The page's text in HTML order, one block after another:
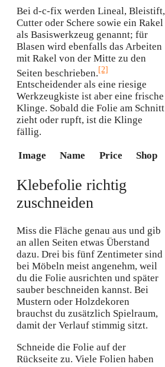
Bei d-c-fix werden Lineal, Bleistift,
Cutter oder Schere sowie ein Rakel
als Basiswerkzeug genannt; für
Blasen wird ebenfalls das Arbeiten
mit Rakel von der Mitte zu den
Seiten beschrieben.[2]
Entscheidender als eine riesige
Werkzeugkiste ist aber eine frische
Klinge. Sobald die Folie am Schnitt
zieht oder rupft, ist die Klinge
fällig.
Image Name Price Shop
Klebefolie richtig
zuschneiden
Miss die Fläche genau aus und gib
an allen Seiten etwas Überstand
dazu. Drei bis fünf Zentimeter sind
bei Möbeln meist angenehm, weil
du die Folie ausrichten und später
sauber beschneiden kannst. Bei
Mustern oder Holzdekoren
brauchst du zusätzlich Spielraum,
damit der Verlauf stimmig sitzt.
Schneide die Folie auf der
Rückseite zu. Viele Folien haben